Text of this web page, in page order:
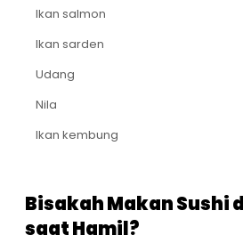
Ikan salmon
Ikan sarden
Udang
Nila
Ikan kembung
Bisakah Makan Sushi
saat Hamil?